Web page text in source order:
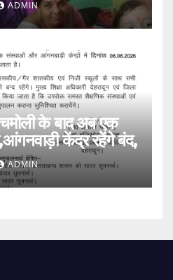
ADMIN
के बाद अब एक
केंद्र रहेंगे बंद,
ADMIN